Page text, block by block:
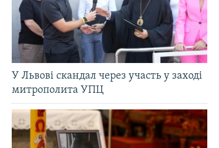
У Львові скандал через участь у заході
митрополита УПЦ